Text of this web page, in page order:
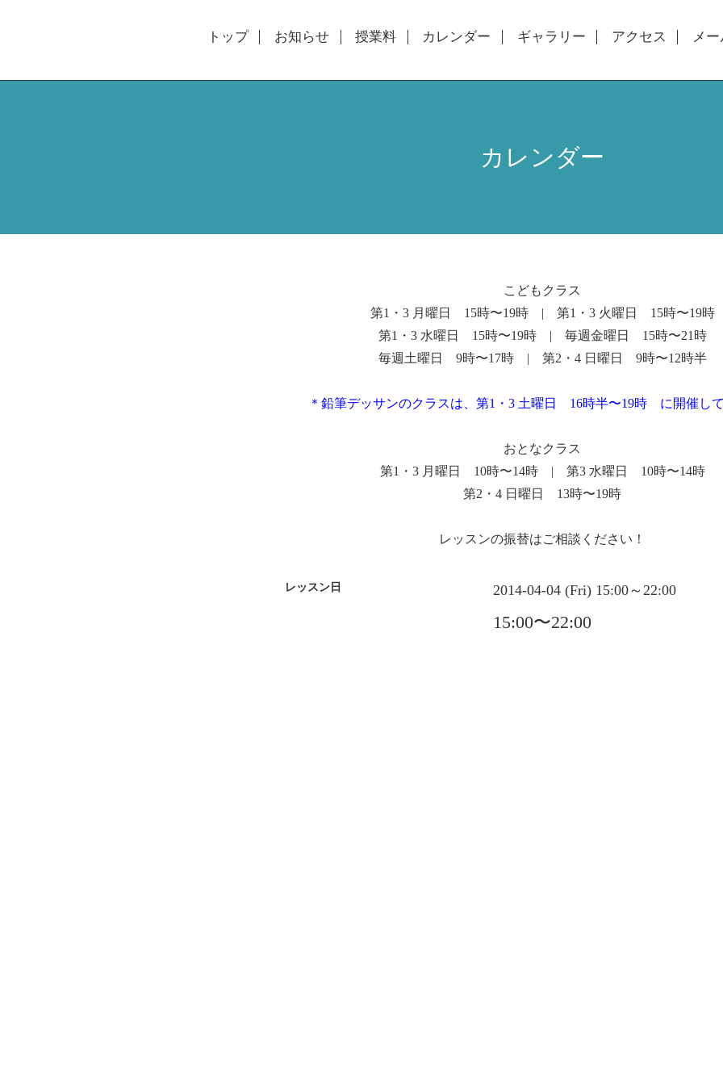
トップ お知らせ 授業料 カレンダー ギャラリー アクセス メ
カレンダー
こどもクラス
第1・3 月曜日 15時〜19時 | 第1・3 火曜日 15時〜19時
第1・3 水曜日 15時〜19時 | 毎週金曜日 15時〜21時
毎週土曜日 9時〜17時 | 第2・4 日曜日 9時〜12時半
＊鉛筆デッサンのクラスは、第1・3 土曜日 16時半〜19時 に開催し
おとなクラス
第1・3 月曜日 10時〜14時 | 第3 水曜日 10時〜14時
第2・4 日曜日 13時〜19時
レッスンの振替はご相談ください！
レッスン日 2014-04-04 (Fri) 15:00～22:00
15:00〜22:00